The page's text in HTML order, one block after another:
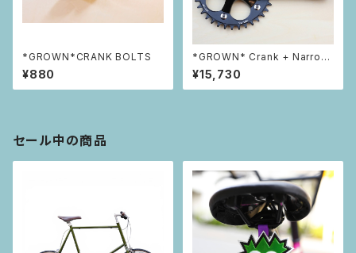
*GROWN*CRANK BOLTS
¥880
*GROWN* Crank + Narrow
Wide Chainring Set 36t
¥15,730
セール中の商品